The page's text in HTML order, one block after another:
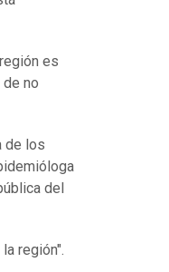
es
de no
de los
del
región".